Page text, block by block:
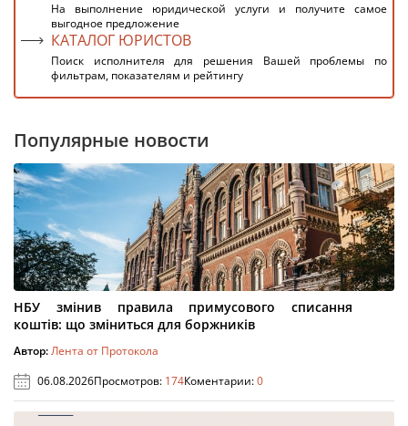
На выполнение юридической услуги и получите самое
выгодное предложение
КАТАЛОГ ЮРИСТОВ
Поиск исполнителя для решения Вашей проблемы по
фильтрам, показателям и рейтингу
Популярные новости
НБУ змінив правила примусового списання
коштів: що зміниться для боржників
Автор:Лента от Протокола
06.08.2026Просмотров: 174Коментарии:0